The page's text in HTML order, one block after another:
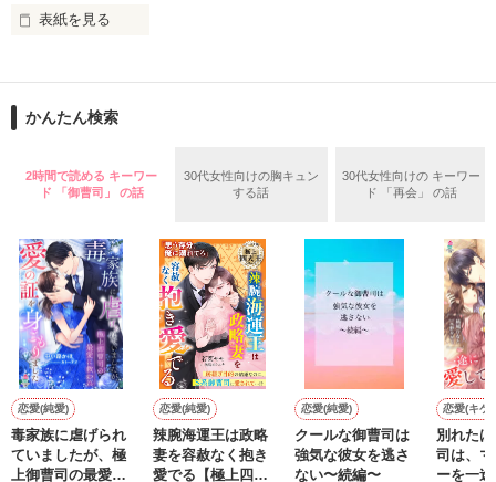
2026.6.5～2026.7.25
＊以前、公開していた話の改稿版です＊
作品を読む
表紙を見る
ションの企画戦略室で働いている。
めた、同期で恋人の石垣守（26）がいるのだが、後輩の姫原由
いた。
守と由羅から『便利屋雛子』と馬鹿にされ、一人こっそり泣い
た上、同居まで提案してきて──？
鷹哉『宜しくな、俺の雛子』🦅
雛子『俺の……ひぃ、雛子？！！！』🐥
シゴデキで冷徹な上司が見せる素顔は、なぜか想像以上に甘く
て……🐥💓🦅
※表紙も作中使用の画像も全てフリー素材です。
※執筆期間2026.6.3〜7.20完結です。
かんたん検索
2時間で読める キーワー
ド 「御曹司」 の話
30代女性向けの胸キュン
する話
30代女性向けの キーワー
ド 「再会」 の話
恋愛(純愛)
毒家族に虐げられ
ていましたが、極
上御曹司の最愛に
恋愛(純愛)
辣腕海運王は政略
妻を容赦なく抱き
愛でる【極上四天
恋愛(純愛)
クールな御曹司は
強気な彼女を逃さ
ない〜続編〜
恋愛(キケ
別れた
司は、
ーを一